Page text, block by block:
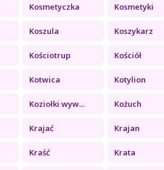
Kosmetyczka Kosmetyki
Koszula Koszykarz
Kościotrup Kościół
Kotwica Kotylion
Koziołki wyw... Kożuch
Krajać Krajan
Kraść Krata